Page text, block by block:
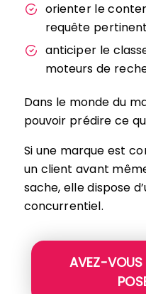
orienter le
requête
anticiper le
moteurs de
Dans le monde du
pouvoir prédire ce
Si une marque est
un client avant
sache, elle dispose
concurrentiel.
AVEZ-VOUS